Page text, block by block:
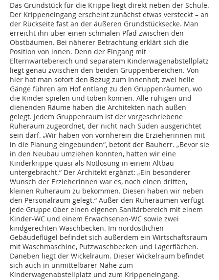
Das Grundstück für die Krippe liegt direkt neben der Schule.
Der Krippeneingang erscheint zunächst etwas versteckt – an
der Rückseite fast an der äußeren Grundstücksecke. Man
erreicht ihn über einen schmalen Pfad zwischen den
Obstbäumen. Bei näherer Betrachtung erklärt sich die
Position von innen. Denn der Eingang mit
Elternwartebereich und separatem Kinderwagenabstellplatz
liegt genau zwischen den beiden Gruppenbereichen. Von
hier hat man sofort den Bezug zum Innenhof; zwei helle
Gänge führen am Hof entlang zu den Gruppenräumen, wo
die Kinder spielen und toben können. Alle ruhigen und
dienenden Räume haben die Architekten nach außen
gelegt. Jedem Gruppenraum ist der vorgeschriebene
Ruheraum zugeordnet, der nicht nach Süden ausgerichtet
sein darf. „Wir haben von vornherein die Erzieherinnen mit
in die Planung eingebunden“, betont der Bauherr. „Bevor sie
in den Neubau umziehen konnten, hatten wir eine
Kinderkrippe quasi als Notlösung in einem Altbau
untergebracht.“ Der Architekt ergänzt: „Ein besonderer
Wunsch der Erzieherinnen war es, noch einen dritten,
kleinen Ruheraum zu bekommen. Diesen haben wir neben
den Personalraum gelegt.“ Außer den Ruheräumen verfügt
jede Gruppe über einen eigenen Sanitärbereich mit einem
Kinder-WC und einem Erwachsenen-WC sowie zwei
kindgerechten Waschbecken. Im nordöstlichen
Gebäudeflügel befindet sich außerdem ein Wirtschaftsraum
mit Waschmaschine, Putzwaschbecken und Lagerflächen.
Daneben liegt der Wickelraum. Dieser Wickelraum befindet
sich auch in unmittelbarer Nähe zum
Kinderwagenabstellplatz und zum Krippeneingang.